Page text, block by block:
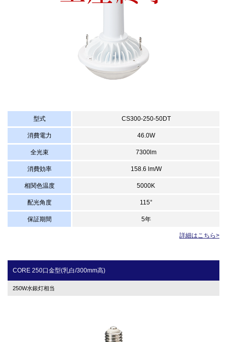
型式 CS300-250-50DT
消費電力 46.0W
全光束 7300lm
消費効率 158.6 lm/W
相関色温度 5000K
配光角度 115°
保証期間 5年
詳細はこちら>
CORE 250口金型(乳白/300mm高)
250W水銀灯相当